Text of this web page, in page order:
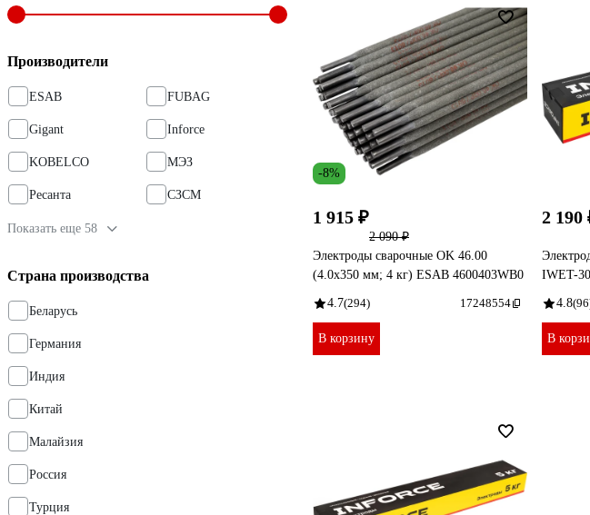
Производители
ESAB FUBAG
Gigant Inforce
KOBELCO МЭЗ
Ресанта СЗСМ
Показать еще 58
Страна производства
Беларусь
Германия
Индия
Китай
Малайзия
Россия
Турция
-8%
1 915 ₽
2 090 ₽
Электроды сварочные OK 46.00
(4.0х350 мм; 4 кг) ESAB 4600403WB0
4.7(294) 17248554
В корзину
2 190
IWET-
4.8
В